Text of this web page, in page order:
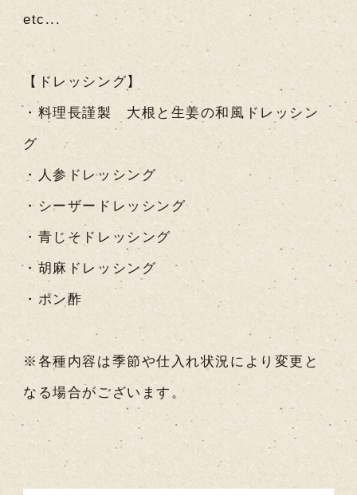
etc...
【ドレッシング】
・料理長謹製 大根と生姜の和風ドレッシン
グ
・人参ドレッシング
・シーザードレッシング
・青じそドレッシング
・胡麻ドレッシング
・ポン酢
※各種内容は季節や仕入れ状況により変更と
なる場合がございます。